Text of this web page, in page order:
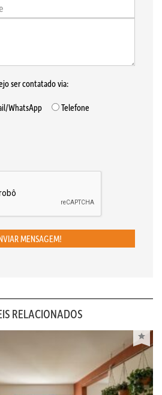
ser contatado via:
WhatsApp
Telefone
MENSAGEM!
RELACIONADOS